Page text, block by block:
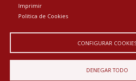
Imprimir
Politica de Cookies
CONFIGURAR
DENEGAR TODO